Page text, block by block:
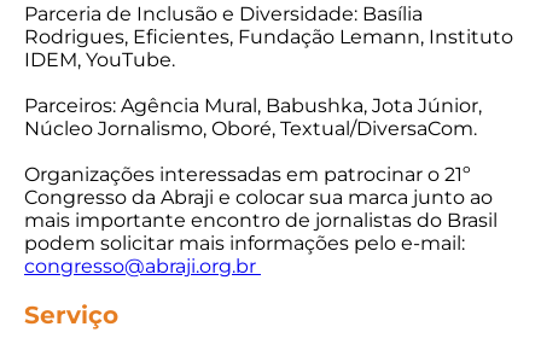
Parceria de Inclusão e Diversidade: Basília
Rodrigues, Eficientes, Fundação Lemann, Instituto
IDEM, YouTube.
Parceiros: Agência Mural, Babushka, Jota Júnior,
Núcleo Jornalismo, Oboré, Textual/DiversaCom.
Organizações interessadas em patrocinar o 21º
Congresso da Abraji e colocar sua marca junto ao
mais importante encontro de jornalistas do Brasil
podem solicitar mais informações pelo e-mail:
congresso@abraji.org.br
Serviço